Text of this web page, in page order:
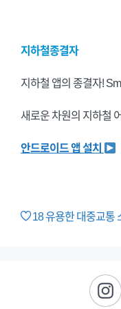
지하철종결자
지하철 앱의 종결자!
새로운 차원의 지하철
안드로이드 앱 설치
18유용한 대중교통